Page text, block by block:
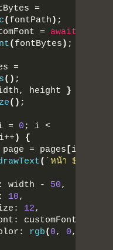
=
( fontPath ) ;
= await
( fontBytes ) ;
=
( ) ;
height }
( ) ;
= 0 ; i <
)
{
page = pages [i
( `หน้า ${i +
width -
50,
10,
12,
customFont,
rgb( 0, 0,